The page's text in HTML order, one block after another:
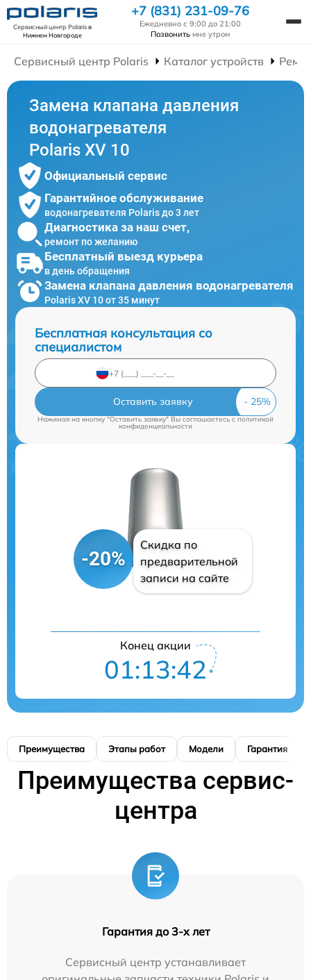
Сервисный центр Polarisв
Нижнем Новгороде
+7 (831) 231-09-76
Ежедневно с 9:00 до 21:00
Позвонить мне утром
Сервисный центр Polaris Каталог устройств
Замена клапана давления
водонагревателя
Polaris XV 10
Официальный сервис
Гарантийное обслуживание
водонагревателя Polaris до 3 лет
Диагностика за наш счет,
ремонт по желанию
Бесплатный выезд курьера
в день обращения
Замена клапана давления водонагревателя
Polaris XV 10 от 35 минут
Бесплатная консультация со
специалистом
Оставить заявку
Нажимая на кнопку "Оставить заявку" Вы соглашаетесь cполитикой
конфиденциальности
-20%
Скидка по
предварительной
записи на сайте
Конец акции
01:13:41
Преимущества Этапы работ Модели Гарантия
Преимущества сервис-
центра
Гарантия до 3-х лет
Сервисный центр устанавливает